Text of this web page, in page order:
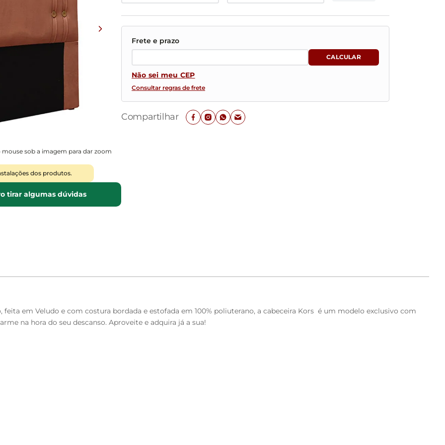
Baú Organizador
mouse sob a imagem para dar zoom
dos produtos.
tirar algumas dúvidas
Não sei meu CEP
Consultar regras de frete
Compartilhar
feita em Veludo e com costura bordada e estofada em 100% poliuterano, a cabeceira Kors é um modelo exclusivo com
na hora do seu descanso. Aproveite e adquira já a sua!